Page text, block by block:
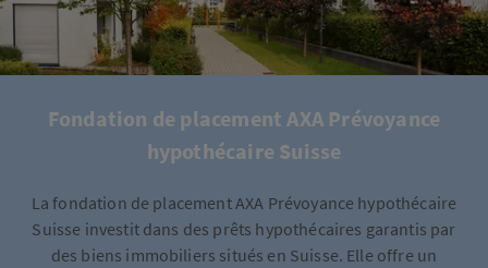
Fondation de placement AXA Prévoyance
hypothécaire Suisse
La fondation de placement AXA Prévoyance hypothécaire
Suisse investit dans des prêts hypothécaires garantis par
des biens immobiliers situés en Suisse. Elle offre un